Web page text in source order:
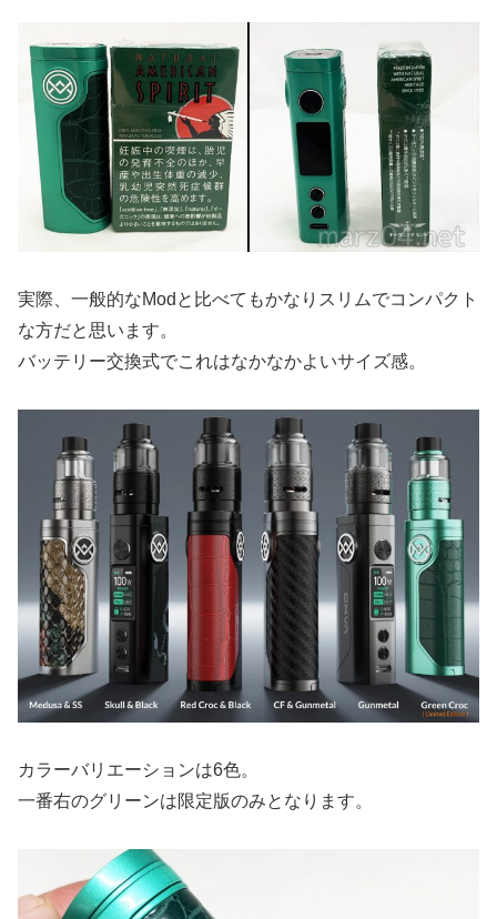
実際、一般的なModと比べてもかなりスリムでコンパクト
な方だと思います。
バッテリー交換式でこれはなかなかよいサイズ感。
カラーバリエーションは6色。
一番右のグリーンは限定版のみとなります。